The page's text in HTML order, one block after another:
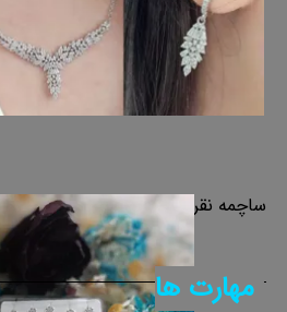
ساچمه نقره
مهارت ها